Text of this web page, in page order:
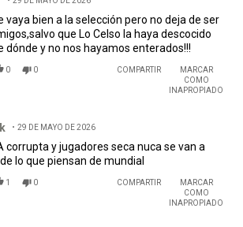
vaya bien a la selección pero no deja de ser
que Lo Celso la haya descocido
dónde y no nos hayamos enterados!!!
0 0 COMPARTIR
MARCAR
COMO
INAPROPIADO
29 DE MAYO DE 2026
corrupta y jugadores seca nuca se van a
lo que piensan de mundial
1 0 COMPARTIR
MARCAR
COMO
INAPROPIADO